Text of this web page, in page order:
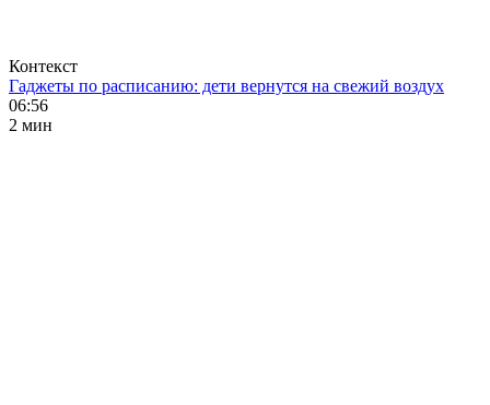
Контекст
Гаджеты по расписанию: дети вернутся на свежий воздух
06:56
2 мин